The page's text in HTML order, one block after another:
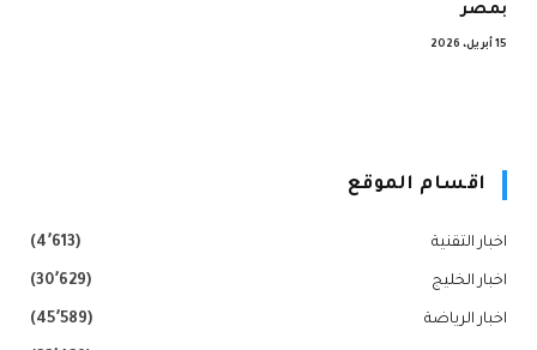
بمصر
15 أبريل، 2026
اقسام الموقع
اخبار التقنية (4٬613)
اخبار الخليج (30٬629)
اخبار الرياضة (45٬589)